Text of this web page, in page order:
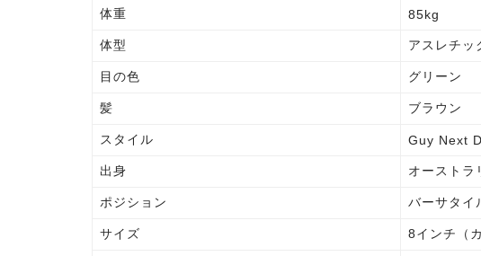
体重 85kg
体型 アスレチッ
目の色 グリーン
髪 ブラウン
スタイル Guy Next
出身 オーストラ
ポジション バーサタイ
サイズ 8インチ（